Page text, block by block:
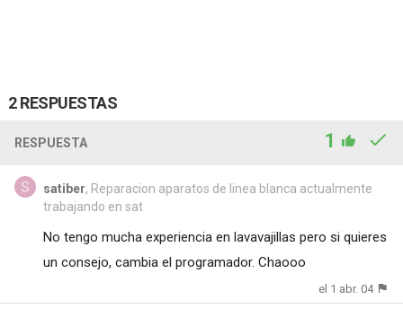
2 RESPUESTAS
RESPUESTA 1
satiber, Reparacion aparatos de linea blanca actualmente
trabajando en sat
No tengo mucha experiencia en lavavajillas pero si quieres
un consejo, cambia el programador. Chaooo
el 1 abr. 04